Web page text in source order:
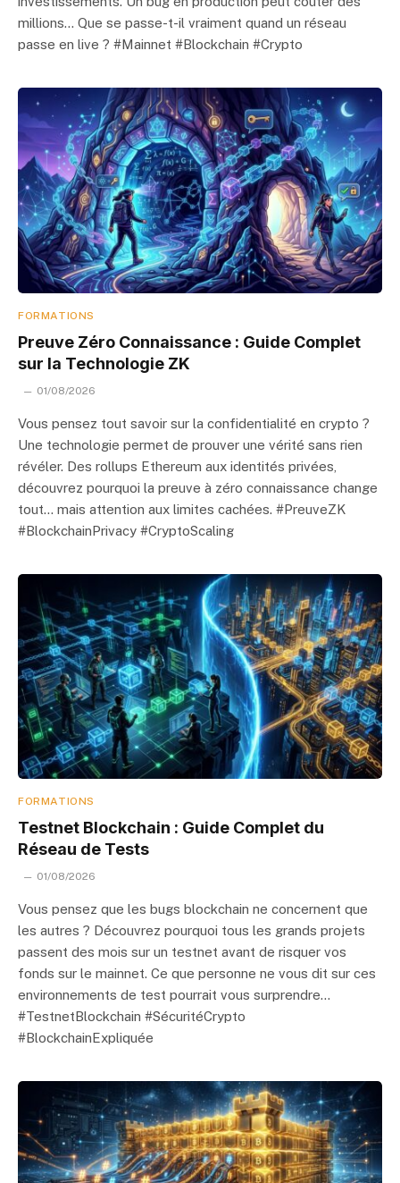
millions… Que se passe-t-il vraiment quand un réseau
passe en live ? #Mainnet #Blockchain #Crypto
FORMATIONS
Preuve Zéro Connaissance : Guide Complet
sur la Technologie ZK
01/08/2026
Vous pensez tout savoir sur la confidentialité en crypto ?
Une technologie permet de prouver une vérité sans rien
révéler. Des rollups Ethereum aux identités privées,
découvrez pourquoi la preuve à zéro connaissance change
tout… mais attention aux limites cachées. #PreuveZK
#BlockchainPrivacy #CryptoScaling
FORMATIONS
Testnet Blockchain : Guide Complet du
Réseau de Tests
01/08/2026
Vous pensez que les bugs blockchain ne concernent que
les autres ? Découvrez pourquoi tous les grands projets
passent des mois sur un testnet avant de risquer vos
fonds sur le mainnet. Ce que personne ne vous dit sur ces
environnements de test pourrait vous surprendre…
#TestnetBlockchain #SécuritéCrypto
#BlockchainExpliquée